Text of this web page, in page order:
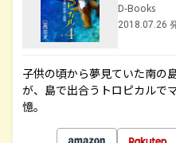
D-Books
2018.07.26
子供の頃から夢見ていた南の
が、島で出合うトロピカルで
憶。